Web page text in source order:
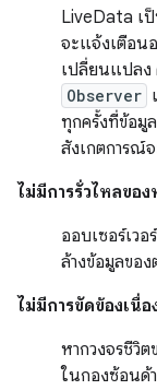
LiveData เ
จะแจ้งเตือน
เปลี่ยนแปลง
Observer
ทุกครั้งที่ข้อมู
สังเกตการณ์
ไม่มีการรั่วไหลขอ
ออบเซอร์เว
ล้างข้อมูลของ
ไม่มีการขัดข้องเนื่
หากวงจรชีวิ
ในกองซ้อนด้